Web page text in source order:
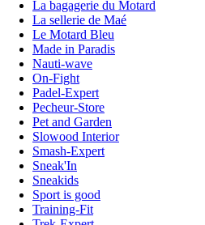
La bagagerie du Motard
La sellerie de Maé
Le Motard Bleu
Made in Paradis
Nauti-wave
On-Fight
Padel-Expert
Pecheur-Store
Pet and Garden
Slowood Interior
Smash-Expert
Sneak'In
Sneakids
Sport is good
Training-Fit